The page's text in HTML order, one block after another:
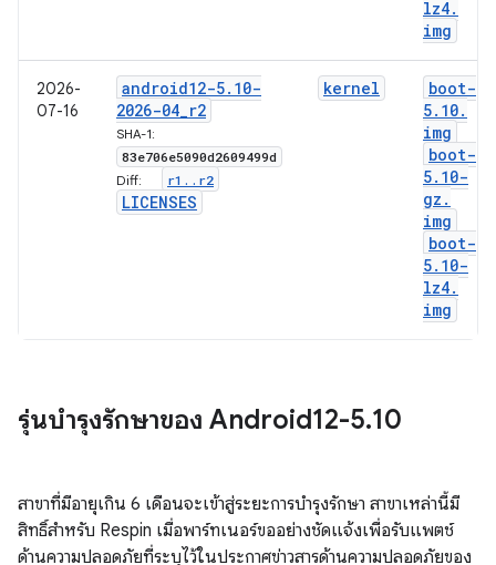
lz4.
img
2026-
07-16
android12-5. 10-
2026-04_r2
SHA-1:
83e706e5090d2609499d
Diff: r1 . . r2
LICENSES
kernel
boot-
5. 10.
img
boot-
5. 10-
gz .
img
boot-
5. 10-
lz4.
img
รุ่นบำรุงรักษาของ Android12-5.10
สาขาที่มีอายุเกิน 6 เดือนจะเข้าสู่ระยะการบำรุงรักษา สาขาเหล่านี้มี
สิทธิ์สำหรับ Respin เมื่อพาร์ทเนอร์ขออย่างชัดแจ้งเพื่อรับแพตช์
ด้านความปลอดภัยที่ระบุไว้ในประกาศข่าวสารด้านความปลอดภัยของ